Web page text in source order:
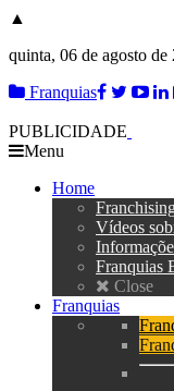
▲
quinta, 06 de agosto de
Franquias
PUBLICIDADE
Menu
Home
Vídeos
Franquias
Close
Franquias